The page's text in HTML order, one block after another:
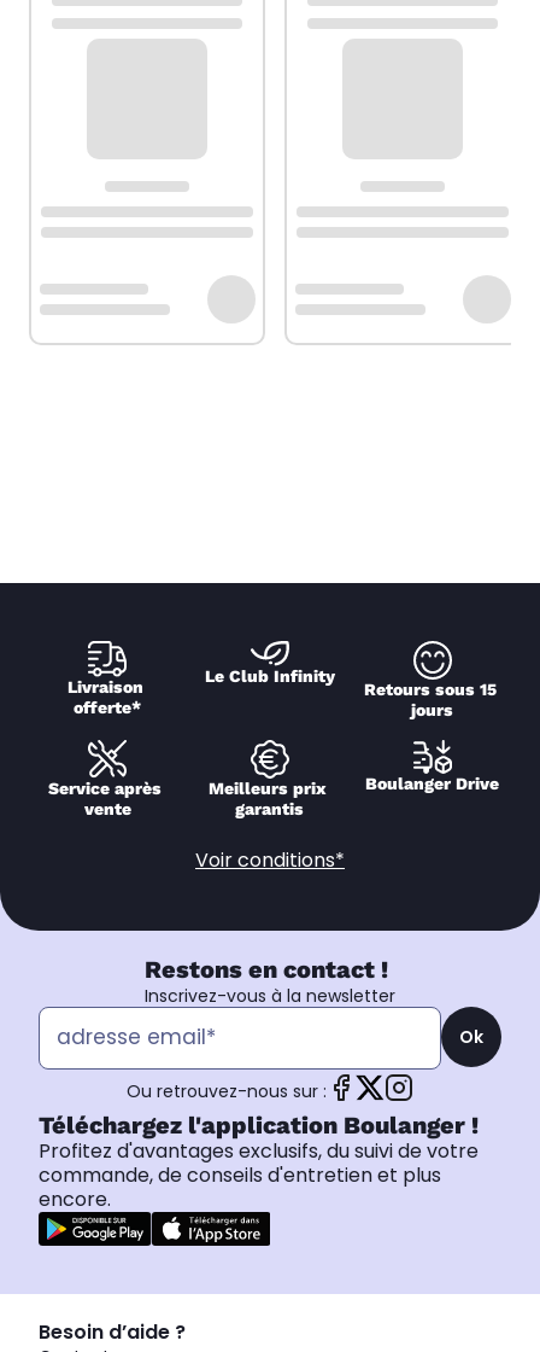
Livraison
offerte*
Le Club Infinity
Retours sous 15
jours
Service après
vente
Meilleurs prix
garantis
Boulanger Drive
Voir conditions*
Restons en contact !
Inscrivez-vous à la newsletter
Ok
Ou retrouvez-nous sur :
Téléchargez l'application Boulanger !
Profitez d'avantages exclusifs, du suivi de votre
commande, de conseils d'entretien et plus
encore.
Besoin d’aide ?